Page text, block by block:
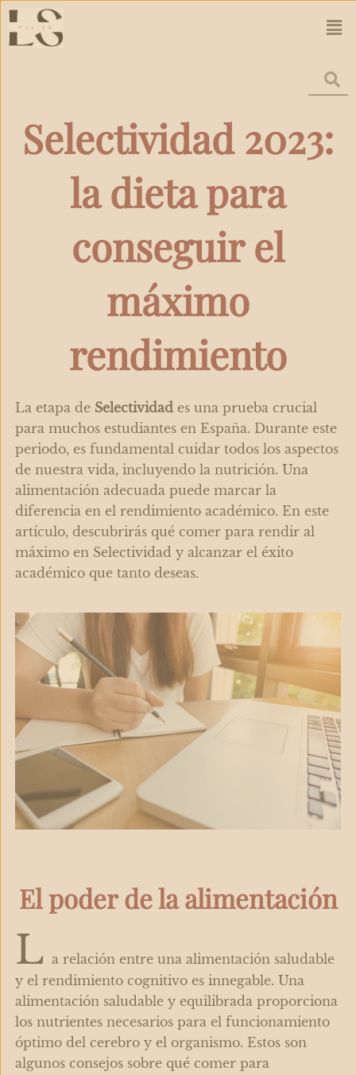
Ir
al
contenido
Selectividad 2023:
la dieta para
conseguir el
máximo
rendimiento
La etapa de Selectividades una prueba crucial
para muchos estudiantes en España. Durante este
periodo, es fundamental cuidar todos los aspectos
de nuestra vida, incluyendo la nutrición. Una
alimentación adecuada puede marcar la
diferencia en el rendimiento académico. En este
artículo, descubrirás qué comer para rendir al
máximo en Selectividad y alcanzar el éxito
académico que tanto deseas.
El poder de la alimentación
L a relación entre una alimentación saludable
y el rendimiento cognitivo es innegable. Una
alimentación saludable y equilibrada proporciona
los nutrientes necesarios para el funcionamiento
óptimo del cerebro y el organismo. Estos son
algunos consejos sobre qué comer para